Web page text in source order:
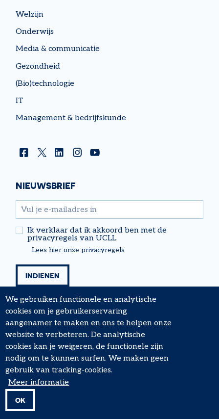
Welzijn
Onderwijs
Media & communicatie
Gezondheid
(Bio)technologie
IT
Management & bedrijfskunde
NIEUWSBRIEF
email
Ik verklaar dat ik akkoord ben met de
privacyregels van UCLL
Lees hier onze privacyregels
FOOTER
MENU
Algemene voorwaarden
Cookiebeleid
Privacy
© UCLL Research & Expertise - 2026
We gebruiken functionele en analytische
cookies om je gebruikerservaring
aangenamer te maken en ons te helpen onze
website te verbeteren. De analytische
cookies kan je weigeren, de functionele zijn
nodig om te kunnen surfen. We maken geen
gebruik van tracking-cookies.
Meer informatie
OK